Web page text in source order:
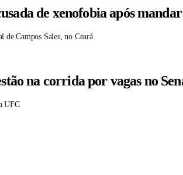
de xenofobia após
de Campos Sales, no Ceará
na corrida por vagas no
UFC